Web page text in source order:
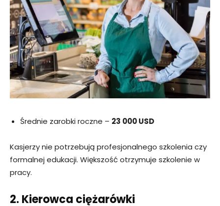
Średnie zarobki roczne – 23 000 USD
Kasjerzy nie potrzebują profesjonalnego szkolenia czy
formalnej edukacji. Większość otrzymuje szkolenie w
pracy.
2. Kierowca ciężarówki